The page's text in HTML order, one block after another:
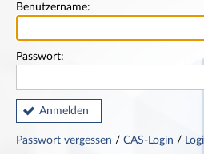
Benutzername:
Passwort:
Anmelden
Passwort vergessen / CAS-Login /